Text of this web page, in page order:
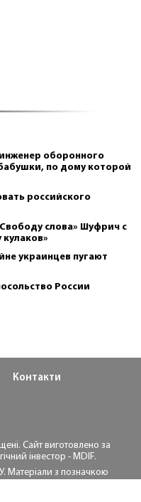
оборонного
по дому которой
российского
слова» Шуфрич с
украинцев пугают
России
Контакти
Сайт виготовлено за
інвестор - MDIF.
Матеріали з позначкою